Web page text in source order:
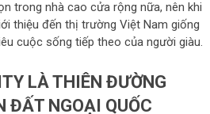
trong nhà cao cửa rộng nữa, nên khi
thiệu đến thị trường Việt Nam giống
cuộc sống tiếp theo của người giàu.
LÀ THIÊN ĐƯỜNG
ĐẤT NGOẠI QUỐC